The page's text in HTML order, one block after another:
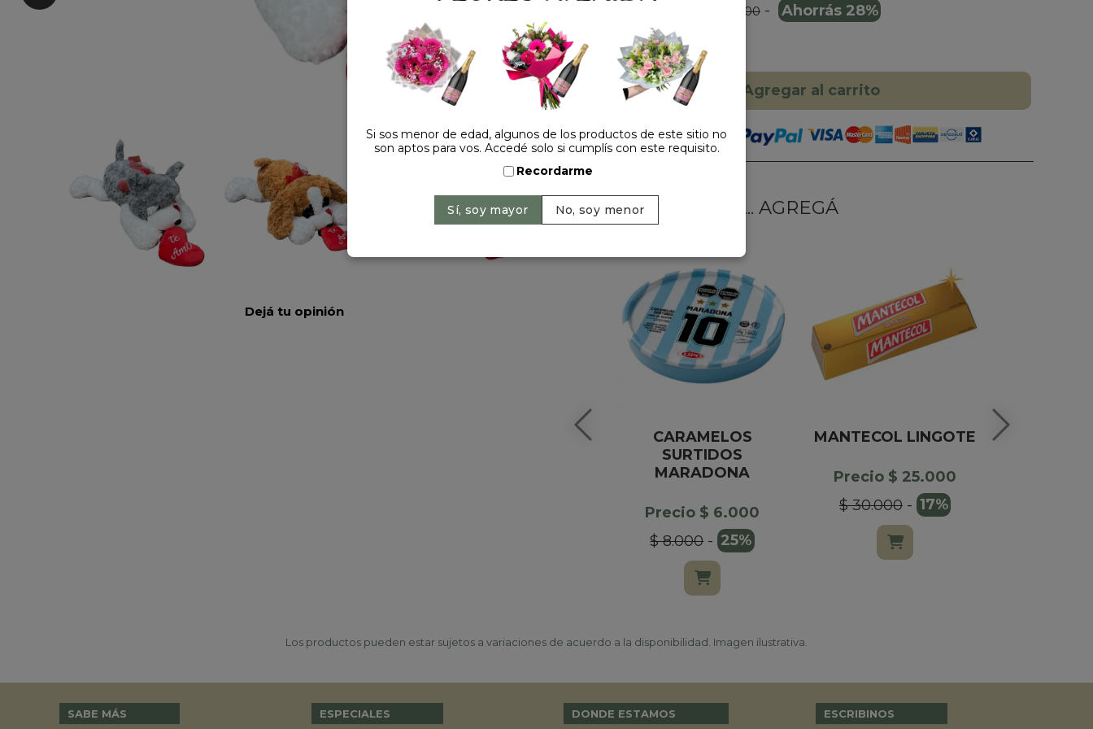
Dejá tu opinión
$ 35.900 - Ahorrás 28%
Cantidad:
Agregar al carrito
HACELO ESPECIAL... AGREGÁ
CARAMELOS
SURTIDOS
MARADONA
Precio $ 6.000
$ 8.000- 25%
MANTECOL LINGOTE
Precio $ 25.000
$ 30.000- 17%
Los productos pueden estar sujetos a variaciones de acuerdo a la disponibilidad. Imagen ilustrativa.
SABE MÁS ESPECIALES DONDE ESTAMOS ESCRIBINOS
Si sos menor de edad, algunos de los productos de este sitio no
son aptos para vos. Accedé solo si cumplís con este requisito.
Recordarme